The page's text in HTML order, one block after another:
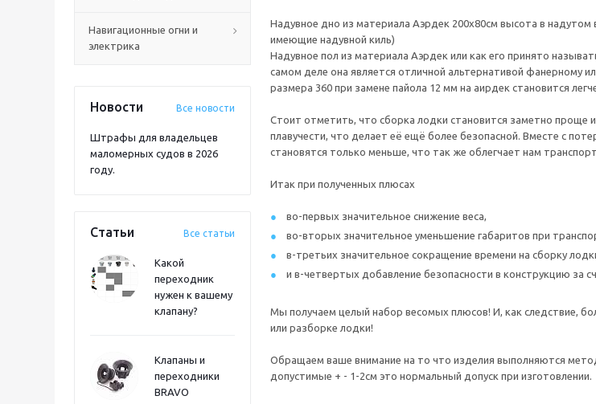
Навигационные огни и
электрика
Новости Все новости
Штрафы для владельцев
маломерных судов в 2026
году.
Статьи Все статьи
Какой
переходник
нужен к вашему
клапану?
Клапаны и
переходники
BRAVO
Надувное дно из материала Аэрдек 200х80см высота в
имеющие надувной киль)
Надувное пол из материала Аэрдек или как его принято
самом деле она является отличной альтернативой фанерному
размера 360 при замене пайола 12 мм на аирдек становится
Стоит отметить, что сборка лодки становится заметно проще
плавучести, что делает её ещё более безопасной. Вместе с
становятся только меньше, что так же облегчает нам
Итак при полученных плюсах
во-первых значительное снижение веса,
во-вторых значительное уменьшение габаритов при
в-третьих значительное сокращение времени на сборку
и в-четвертых добавление безопасности в конструкцию за
Мы получаем целый набор весомых плюсов! И, как следствие,
или разборке лодки!
Обращаем ваше внимание на то что изделия выполняются
допустимые + - 1-2см это нормальный допуск при изготовлении.